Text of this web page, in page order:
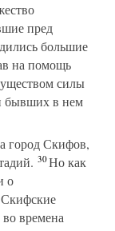
пред
большие
на помощь
силы
бывших в нем
город Скифов,
30Но как
о
времена